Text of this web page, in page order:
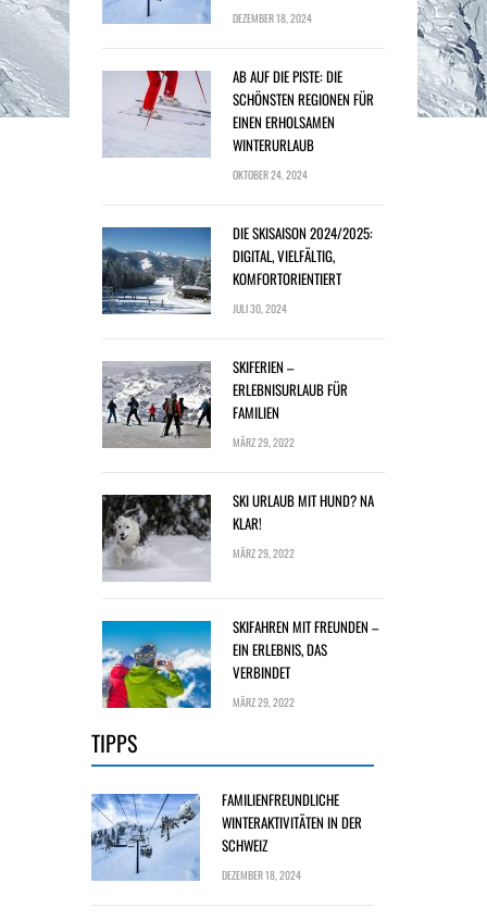
DEZEMBER 18, 2024
AB AUF DIE PISTE: DIE
SCHÖNSTEN REGIONEN FÜR
EINEN ERHOLSAMEN
WINTERURLAUB
OKTOBER 24, 2024
DIE SKISAISON 2024/2025:
DIGITAL, VIELFÄLTIG,
KOMFORTORIENTIERT
JULI 30, 2024
SKIFERIEN –
ERLEBNISURLAUB FÜR
FAMILIEN
MÄRZ 29, 2022
SKI URLAUB MIT HUND? NA
KLAR!
MÄRZ 29, 2022
SKIFAHREN MIT FREUNDEN –
EIN ERLEBNIS, DAS
VERBINDET
MÄRZ 29, 2022
TIPPS
FAMILIENFREUNDLICHE
WINTERAKTIVITÄTEN IN DER
SCHWEIZ
DEZEMBER 18, 2024